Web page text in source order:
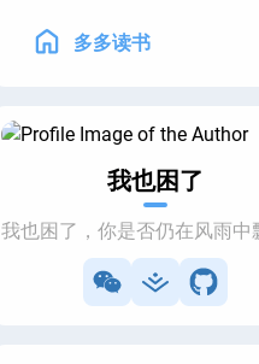
多多读书
我也困了
我也困了，你是否仍在风雨中